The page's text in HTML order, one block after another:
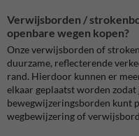
Verwijsborden /
openbare wegen kopen?
Onze verwijsborden of
duurzame, reflecterende
rand. Hierdoor kunnen er
elkaar geplaatst worden
bewegwijzeringsborden kunt
wegbewijzering of